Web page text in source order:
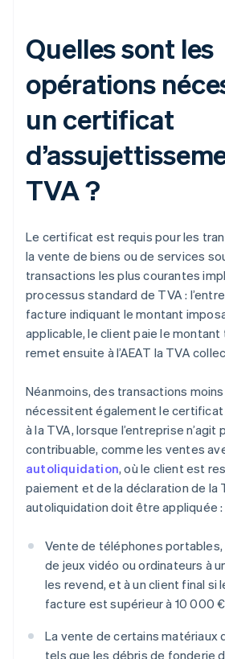
Quelles sont les
opérations
un certificat
TVA ?
Le certificat est requis pour les
la vente de biens ou de services
transactions les plus courantes
processus standard de TVA :
facture indiquant le montant
applicable, le client paie le montant
remet ensuite à l’AEAT la TVA
Néanmoins, des transactions
nécessitent également le
à la TVA, lorsque l’entreprise n’agit
contribuable, comme les ventes
autoliquidation, où le client est
paiement et de la déclaration de la
autoliquidation doit être appliquée :
Vente de téléphones
de jeux vidéo ou ordinateurs à
les revend, et à un client final si
facture est supérieur à 10 000
La vente de certains matériaux
tels que les débris de fonderie